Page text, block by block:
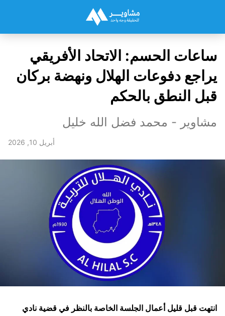
ساعات الحسم: الاتحاد الأفريقي
يراجع دفوعات الهلال ونهضة بركان
قبل النطق بالحكم
مشاوير - محمد فضل الله خليل
أبريل 10, 2026
انتهت قبل قليل أعمال الجلسة الخاصة بالنظر في قضية نادي